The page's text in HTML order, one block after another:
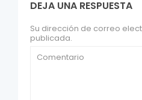
DEJA UNA RESPUESTA
Su dirección de correo
publicada.